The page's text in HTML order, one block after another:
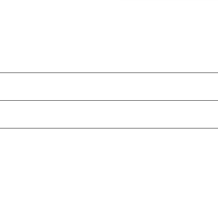
верхнем углу.
к оформлению".
доставки и оплаты, далее нажмите "подтвердить
Вас.
товарный вид изделия, бирки и упаковки - это